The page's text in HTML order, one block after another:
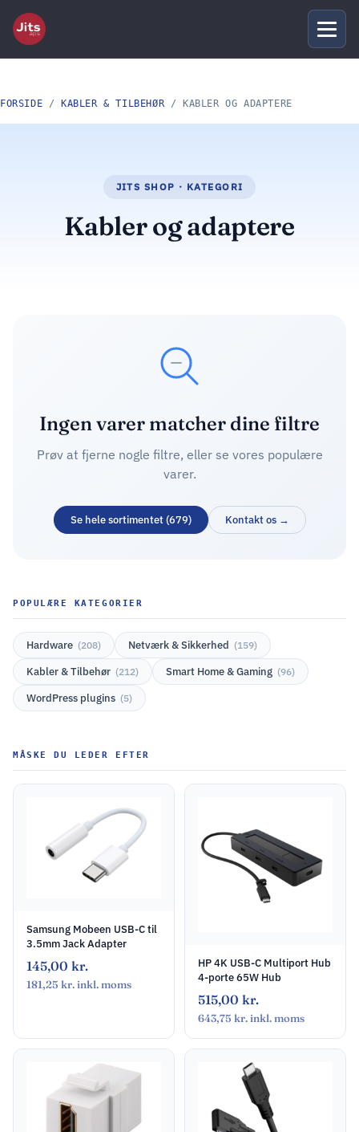
FORSIDE / KABLER & TILBEHØR / KABLER OG ADAPTERE
Kabler og adaptere
Ingen varer matcher dine filtre
Prøv at fjerne nogle filtre, eller se vores populære
varer.
Se hele sortimentet (679) Kontakt os →
POPULÆRE KATEGORIER
Hardware (208) Netværk & Sikkerhed (159)
Kabler & Tilbehør (212) Smart Home & Gaming (96)
WordPress plugins (5)
MÅSKE DU LEDER EFTER
Samsung Mobeen USB-C til
3.5mm Jack Adapter
145,00 kr.
181,25 kr.inkl. moms
HP 4K USB-C Multiport Hub
4-porte 65W Hub
515,00 kr.
643,75 kr.inkl. moms